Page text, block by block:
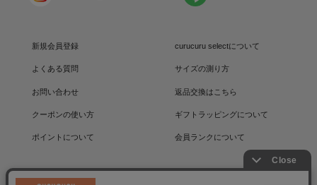
新規会員登録 curucuru selectについて
よくある質問 サイズの測り方
お問い合わせ 返品交換はこちら
クーポンの使い方 ギフトラッピングについて
ポイントについて 会員ランクについて